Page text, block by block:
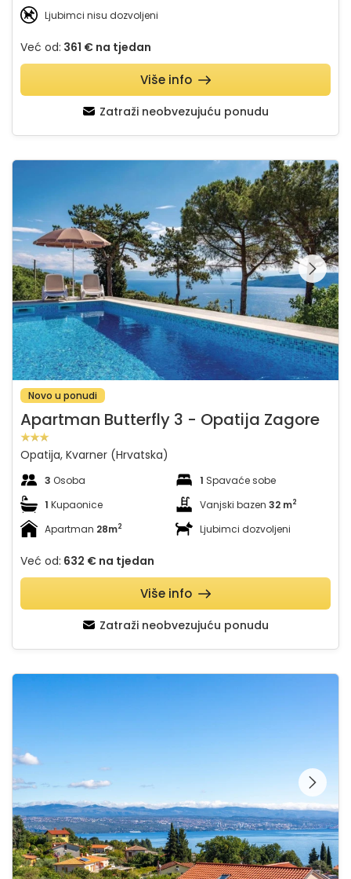
Ljubimci nisu dozvoljeni
Već od: 361 € na tjedan
Zatraži neobvezujuću ponudu
Više info
Apartman Butterfly 3 - Opatija Zagore
Pregledajte cijelu
galeriju na
Novo u ponudi
Apartman Butterfly 3 - Opatija Zagore
Opatija, Kvarner (Hrvatska)
3 Osoba 1 Spavaće sobe
1 Kupaonice Vanjski bazen 32 m2
Apartman 28m2 Ljubimci dozvoljeni
Već od: 632 € na tjedan
Zatraži neobvezujuću ponudu
Više info
Pregledajte cijelu
galeriju na